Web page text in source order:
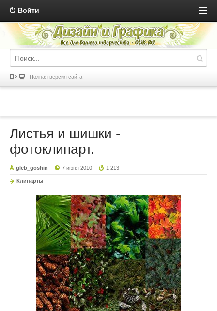
Войти
Полная версия сайта
Листья и шишки -
фотоклипарт.
gleb_goshin 7 июня 2010 1 213
Клипарты